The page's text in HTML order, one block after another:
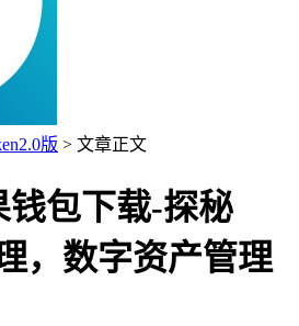
版 > 文章正文
包下载-探秘
，数字资产管理